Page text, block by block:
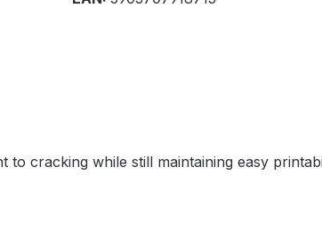
cracking while still maintaining easy